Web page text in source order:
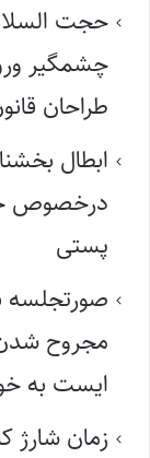
حجت
چشمگیر
طراحان
ابطال
درخصوص
پستی
مجروح شدن
ایست به
زمان شارژ